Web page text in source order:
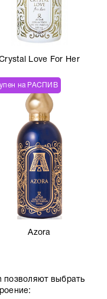
Love For Her
на РАСПИВ
Azora
позволяют выбрать